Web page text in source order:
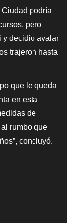
Ciudad podría
pero
y decidió avalar
trajeron hasta
que le queda
en esta
de
rumbo que
concluyó.